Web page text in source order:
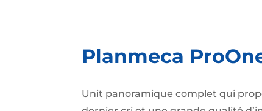
Planmeca
Unit panoramique complet qui